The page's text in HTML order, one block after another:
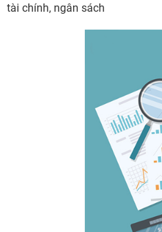
tài chính, ngân sách